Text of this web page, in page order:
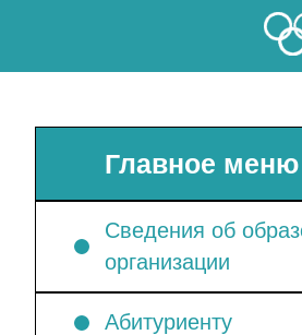
Главное меню
Сведения об
организации
Абитуриенту